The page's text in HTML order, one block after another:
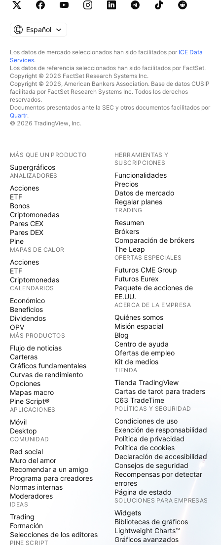
Español
Los datos de mercado seleccionados han sido facilitados por ICE Data
Services.
Los datos de referencia seleccionados han sido facilitados por FactSet.
Copyright © 2026 FactSet Research Systems Inc.
Copyright © 2026, American Bankers Association. Base de datos CUSIP
facilitada por FactSet Research Systems Inc. Todos los derechos
reservados.
Documentos presentados ante la SEC y otros documentos facilitados por
Quartr.
© 2026 TradingView, Inc.
MÁS QUE UN PRODUCTO
Supergráficos
ANALIZADORES
Acciones
ETF
Bonos
Criptomonedas
Pares CEX
Pares DEX
Pine
MAPAS DE CALOR
Acciones
ETF
Criptomonedas
CALENDARIOS
Económico
Beneficios
Dividendos
OPV
MÁS PRODUCTOS
Flujo de noticias
Carteras
Gráficos fundamentales
Curvas de rendimiento
Opciones
Mapas macro
Pine Script®
APLICACIONES
Móvil
Desktop
COMUNIDAD
Red social
Muro del amor
Recomendar a un amigo
Programa para creadores
Normas internas
Moderadores
IDEAS
Trading
Formación
Selecciones de los editores
PINE SCRIPT
HERRAMIENTAS Y
SUSCRIPCIONES
Funcionalidades
Precios
Datos de mercado
Regalar planes
TRADING
Resumen
Brókers
Comparación de brókers
The Leap
OFERTAS ESPECIALES
Futuros CME Group
Futuros Eurex
Paquete de acciones de
EE.UU.
ACERCA DE LA EMPRESA
Quiénes somos
Misión espacial
Blog
Centro de ayuda
Ofertas de empleo
Kit de medios
TIENDA
Tienda TradingView
Cartas de tarot para traders
C63 TradeTime
POLÍTICAS Y SEGURIDAD
Condiciones de uso
Exención de responsabilidad
Política de privacidad
Política de cookies
Declaración de accesibilidad
Consejos de seguridad
Recompensas por detectar
errores
Página de estado
SOLUCIONES PARA EMPRESAS
Widgets
Bibliotecas de gráficos
Lightweight Charts™
Gráficos avanzados